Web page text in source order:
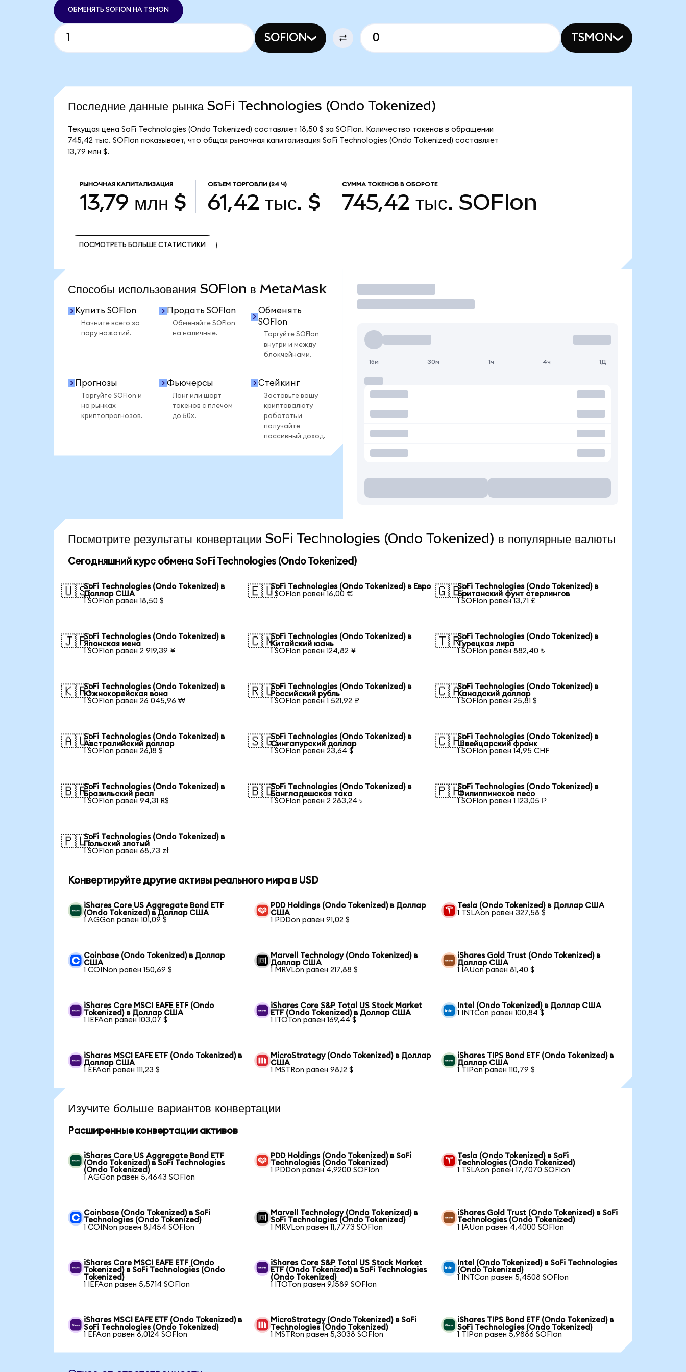
ОБМЕНЯТЬ SOFION НА TSMON
SOFION TSMON
Последние данные рынка SoFi Technologies (Ondo Tokenized)
Текущая цена SoFi Technologies (Ondo Tokenized) составляет 18,50 $ за SOFIon. Количество токенов в обращении
745,42 тыс. SOFIon показывает, что общая рыночная капитализация SoFi Technologies (Ondo Tokenized) составляет
13,79 млн $.
РЫНОЧНАЯ КАПИТАЛИЗАЦИЯ
13,79 млн $
ОБЪЕМ ТОРГОВЛИ (24 Ч)
61,42 тыс. $
СУММА ТОКЕНОВ В ОБОРОТЕ
745,42 тыс. SOFIon
ПОСМОТРЕТЬ БОЛЬШЕ СТАТИСТИКИ
Способы использования SOFIon в MetaMask
Купить SOFIon
Начните всего за
пару нажатий.
Продать SOFIon
Обменяйте SOFIon
на наличные.
Обменять
SOFIon
Торгуйте SOFIon
внутри и между
блокчейнами.
Прогнозы
Торгуйте SOFIon и
на рынках
криптопрогнозов.
Фьючерсы
Лонг или шорт
токенов с плечом
до 50x.
Стейкинг
Заставьте вашу
криптовалюту
работать и
получайте
пассивный доход.
Торговать
15м 30м 1ч 4ч 1Д
Посмотрите результаты конвертации SoFi Technologies (Ondo Tokenized) в популярные валюты
Сегодняшний курс обмена SoFi Technologies (Ondo Tokenized)
🇺🇸SoFi Technologies (Ondo Tokenized) в
Доллар США
1 SOFIon равен 18,50 $
🇪🇺SoFi Technologies (Ondo Tokenized) в Евро
1 SOFIon равен 16,00 €
🇬🇧SoFi Technologies (Ondo Tokenized) в
Британский фунт стерлингов
1 SOFIon равен 13,71 £
🇯🇵SoFi Technologies (Ondo Tokenized) в
Японская иена
1 SOFIon равен 2 919,39 ¥
🇨🇳SoFi Technologies (Ondo Tokenized) в
Китайский юань
1 SOFIon равен 124,82 ¥
🇹🇷SoFi Technologies (Ondo Tokenized) в
Турецкая лира
1 SOFIon равен 882,40 ₺
🇰🇷SoFi Technologies (Ondo Tokenized) в
Южнокорейская вона
1 SOFIon равен 26 045,96 ₩
🇷🇺SoFi Technologies (Ondo Tokenized) в
Российский рубль
1 SOFIon равен 1 521,92 ₽
🇨🇦SoFi Technologies (Ondo Tokenized) в
Канадский доллар
1 SOFIon равен 25,81 $
🇦🇺SoFi Technologies (Ondo Tokenized) в
Австралийский доллар
1 SOFIon равен 26,18 $
🇸🇬SoFi Technologies (Ondo Tokenized) в
Сингапурский доллар
1 SOFIon равен 23,64 $
🇨🇭SoFi Technologies (Ondo Tokenized) в
Швейцарский франк
1 SOFIon равен 14,95 CHF
🇧🇷SoFi Technologies (Ondo Tokenized) в
Бразильский реал
1 SOFIon равен 94,31 R$
🇧🇩SoFi Technologies (Ondo Tokenized) в
Бангладешская така
1 SOFIon равен 2 283,24 ৳
🇵🇭SoFi Technologies (Ondo Tokenized) в
Филиппинское песо
1 SOFIon равен 1 123,05 ₱
🇵🇱SoFi Technologies (Ondo Tokenized) в
Польский злотый
1 SOFIon равен 68,73 zł
Конвертируйте другие активы реального мира в USD
iShares Core US Aggregate Bond ETF
(Ondo Tokenized) в Доллар США
1 AGGon равен 101,09 $
PDD Holdings (Ondo Tokenized) в Доллар
США
1 PDDon равен 91,02 $
Tesla (Ondo Tokenized) в Доллар США
1 TSLAon равен 327,58 $
Coinbase (Ondo Tokenized) в Доллар
США
1 COINon равен 150,69 $
Marvell Technology (Ondo Tokenized) в
Доллар США
1 MRVLon равен 217,88 $
iShares Gold Trust (Ondo Tokenized) в
Доллар США
1 IAUon равен 81,40 $
iShares Core MSCI EAFE ETF (Ondo
Tokenized) в Доллар США
1 IEFAon равен 103,07 $
iShares Core S&P Total US Stock Market
ETF (Ondo Tokenized) в Доллар США
1 ITOTon равен 169,44 $
Intel (Ondo Tokenized) в Доллар США
1 INTCon равен 100,84 $
iShares MSCI EAFE ETF (Ondo Tokenized) в
Доллар США
1 EFAon равен 111,23 $
MicroStrategy (Ondo Tokenized) в Доллар
США
1 MSTRon равен 98,12 $
iShares TIPS Bond ETF (Ondo Tokenized) в
Доллар США
1 TIPon равен 110,79 $
Изучите больше вариантов конвертации
Расширенные конвертации активов
iShares Core US Aggregate Bond ETF
(Ondo Tokenized) в SoFi Technologies
(Ondo Tokenized)
1 AGGon равен 5,4643 SOFIon
PDD Holdings (Ondo Tokenized) в SoFi
Technologies (Ondo Tokenized)
1 PDDon равен 4,9200 SOFIon
Tesla (Ondo Tokenized) в SoFi
Technologies (Ondo Tokenized)
1 TSLAon равен 17,7070 SOFIon
Coinbase (Ondo Tokenized) в SoFi
Technologies (Ondo Tokenized)
1 COINon равен 8,1454 SOFIon
Marvell Technology (Ondo Tokenized) в
SoFi Technologies (Ondo Tokenized)
1 MRVLon равен 11,7773 SOFIon
iShares Gold Trust (Ondo Tokenized) в SoFi
Technologies (Ondo Tokenized)
1 IAUon равен 4,4000 SOFIon
iShares Core MSCI EAFE ETF (Ondo
Tokenized) в SoFi Technologies (Ondo
Tokenized)
1 IEFAon равен 5,5714 SOFIon
iShares Core S&P Total US Stock Market
ETF (Ondo Tokenized) в SoFi Technologies
(Ondo Tokenized)
1 ITOTon равен 9,1589 SOFIon
Intel (Ondo Tokenized) в SoFi Technologies
(Ondo Tokenized)
1 INTCon равен 5,4508 SOFIon
iShares MSCI EAFE ETF (Ondo Tokenized) в
SoFi Technologies (Ondo Tokenized)
1 EFAon равен 6,0124 SOFIon
MicroStrategy (Ondo Tokenized) в SoFi
Technologies (Ondo Tokenized)
1 MSTRon равен 5,3038 SOFIon
iShares TIPS Bond ETF (Ondo Tokenized) в
SoFi Technologies (Ondo Tokenized)
1 TIPon равен 5,9886 SOFIon